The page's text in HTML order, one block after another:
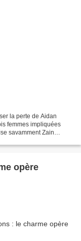
la perte de Aidan
femmes impliquées
savamment Zain
opère